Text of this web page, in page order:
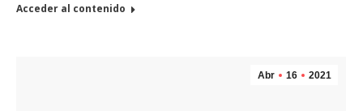
Acceder al contenido
Abr 16 2021